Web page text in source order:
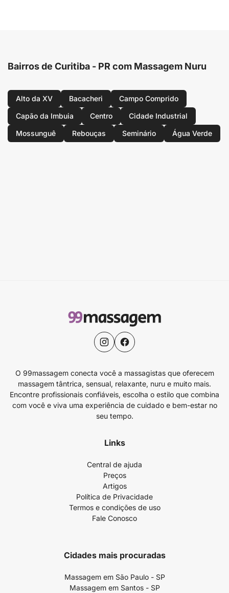
Bairros de Curitiba - PR com Massagem Nuru
Alto da XV Bacacheri
Campo Comprido
Capão da Imbuia
Centro
Cidade Industrial
Mossunguê
Rebouças Seminário Água Verde
O 99massagem conecta você a massagistas que oferecem
massagem tântrica, sensual, relaxante, nuru e muito mais.
Encontre profissionais confiáveis, escolha o estilo que combina
com você e viva uma experiência de cuidado e bem-estar no
seu tempo.
Links
Central de ajuda
Preços
Artigos
Política de Privacidade
Termos e condições de uso
Fale Conosco
Cidades mais procuradas
Massagem em São Paulo - SP
Massagem em Santos - SP